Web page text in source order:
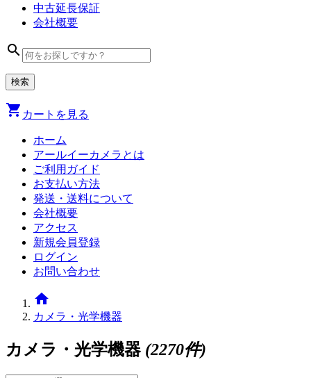
中古延長保証
会社概要
search
shopping_cart カートを見る
ホーム
アールイーカメラとは
ご利用ガイド
お支払い方法
発送・送料について
会社概要
アクセス
新規会員登録
ログイン
お問い合わせ
home
カメラ・光学機器
カメラ・光学機器(2270件)